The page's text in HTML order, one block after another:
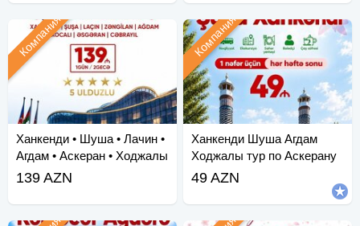
Ханкенди • Шуша • Лачин •
Агдам • Аскеран • Ходжалы
• За
Компания
139 AZN
Ханкенди Шуша Агдам
Ходжалы тур по Аскерану
Компания
49 AZN